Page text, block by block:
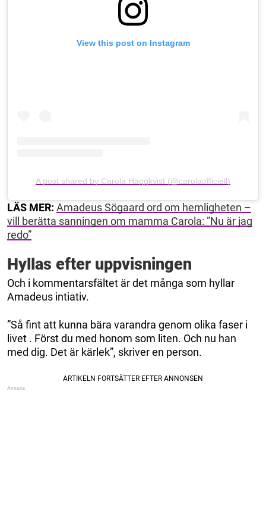
View this post on Instagram
A post shared by Carola Häggkvist (@carolaofficiell)
LÄS MER: Amadeus Sögaard ord om hemligheten –
vill berätta sanningen om mamma Carola: ”Nu är jag
redo”
Hyllas efter uppvisningen
Och i kommentarsfältet är det många som hyllar
Amadeus intiativ.
”Så fint att kunna bära varandra genom olika faser i
livet . Först du med honom som liten. Och nu han
med dig. Det är kärlek”, skriver en person.